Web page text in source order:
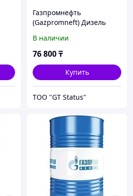
Газпромнефть
(Gazpromneft) Дизель
В наличии
76 800₸
Купить
ТОО "GT Status"